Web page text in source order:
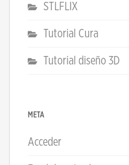
STLFLIX
Tutorial Cura
Tutorial diseño 3D
META
Acceder